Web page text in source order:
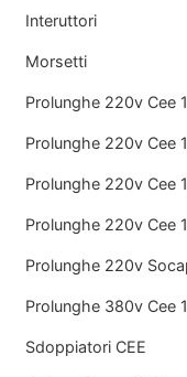
Interuttori
Morsetti
Prolunghe 220v Cee
Prolunghe 220v Cee
Prolunghe 220v Cee
Prolunghe 220v Cee
Prolunghe 220v
Prolunghe 380v Cee
Sdoppiatori CEE